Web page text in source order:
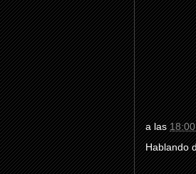
a las
Hablando